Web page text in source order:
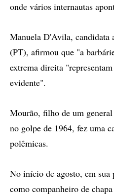
onde vários internautas
Manuela D'Avila, candidata
(PT), afirmou que "a
extrema direita
evidente".
Mourão, filho de um general
no golpe de 1964, fez uma
polêmicas.
No início de agosto, em
como companheiro de